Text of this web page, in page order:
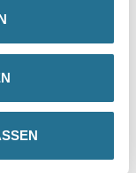
auf Basis